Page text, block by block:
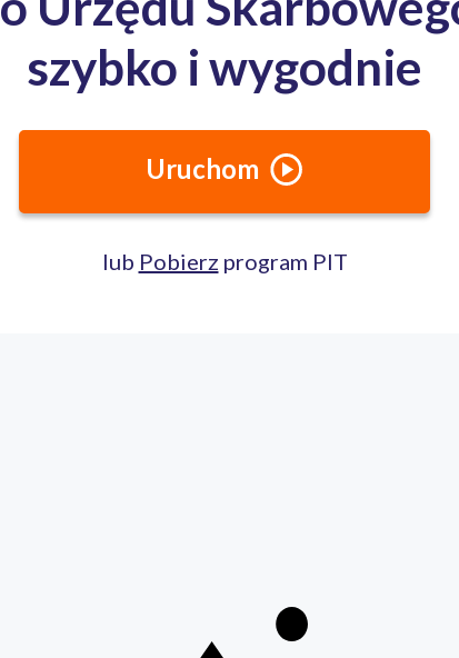
Urząd Skarbowy w Kamieniu Pomorskim - Mieszka I 5B
Pomorskim obsługuje mieszkanców z terenu:
powiat kamieński obejmujący gminy: Dziwnów, Golczewo,
Świerzno, Wolin
Jak dojechać?